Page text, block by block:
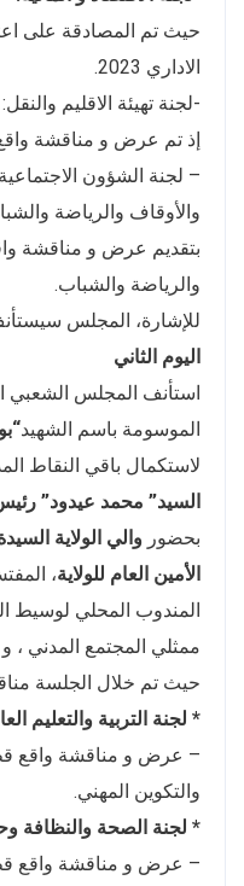
حيث تم المصادقة على
الاداري 2023.
-لجنة تهيئة الاقليم والنقل:
إذ تم عرض و مناقشة
– لجنة الشؤون
والأوقاف والرياضة
بتقديم عرض و مناقشة
والرياضة والشباب.
للإشارة، المجلس
اليوم الثاني
استأنف المجلس الشعبي
الموسومة باسم الشهيد
لاستكمال باقي النقاط
السيد” محمد عيدود”
بحضور والي الولاية
الأمين العام للولاية،
المندوب المحلي لوسيط
ممثلي المجتمع المدني ، و
حيث تم خلال الجلسة
* لجنة التربية والتعليم
– عرض و مناقشة واقع
والتكوين المهني.
* لجنة الصحة والنظافة
– عرض و مناقشة واقع